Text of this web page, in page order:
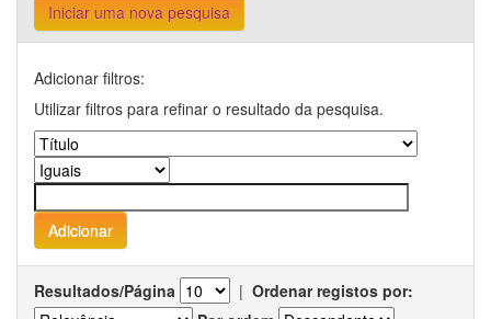
Iniciar uma nova pesquisa
Adicionar filtros:
Utilizar filtros para refinar o resultado da pesquisa.
Resultados/Página | Ordenar registos por: